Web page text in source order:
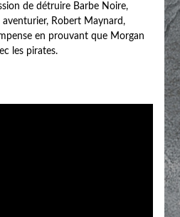
de détruire Barbe Noire,
Robert Maynard,
en prouvant que Morgan
les pirates.